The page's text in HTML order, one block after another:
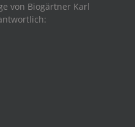
von Biogärtner Karl